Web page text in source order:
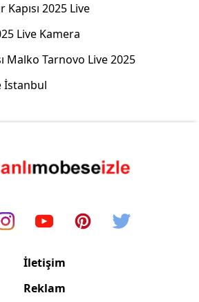
Kapısı 2025 Live
Live Kamera
Malko Tarnovo Live 2025
İstanbul
İletişim
Reklam